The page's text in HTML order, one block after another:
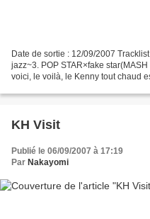
Date de sortie : 12/09/2007
jazz~3. POP STAR×fake
voici, le voilà, le Kenny tout chaud
KH Visit
Publié le 06/09/2007 à 17:19
Par Nakayomi